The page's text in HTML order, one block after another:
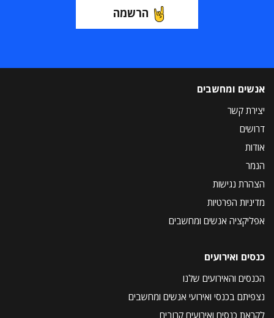
הרשמה
אנשים ומחשבים
יצירת קשר
דרושים
אודות
הנמר
הצהרת נגישות
מדיניות הפרטיות
אפליקציה אנשים ומחשבים
כנסים ואירועים
הכנסים והאירועים שלנו
נצפיתם בכנסי ואירועי אנשים ומחשבים
לקראת כנסים ואירועים קרובים